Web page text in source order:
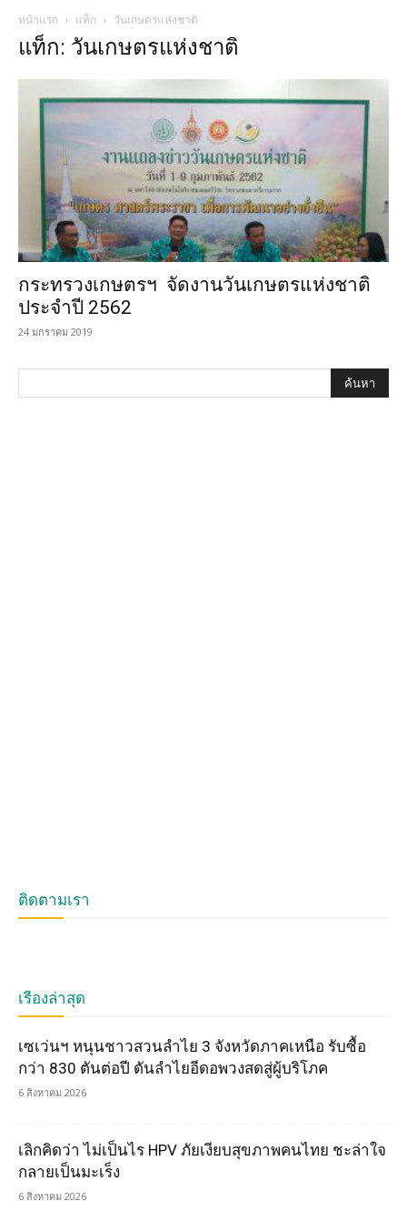
หน้าแรก แท็ก วันเกษตรแห่งชาติ
แท็ก: วันเกษตรแห่งชาติ
กระทรวงเกษตรฯ จัดงานวันเกษตรแห่งชาติ
ประจำปี 2562
24 มกราคม 2019
ติดตามเรา
เรื่องล่าสุด
เซเว่นฯ หนุนชาวสวนลำไย 3 จังหวัดภาคเหนือ รับซื้อ
กว่า 830 ตันต่อปี ดันลำไยอีดอพวงสดสู่ผู้บริโภค
6 สิงหาคม 2026
เลิกคิดว่า ไม่เป็นไร HPV ภัยเงียบสุขภาพคนไทย ชะล่าใจ
กลายเป็นมะเร็ง
6 สิงหาคม 2026